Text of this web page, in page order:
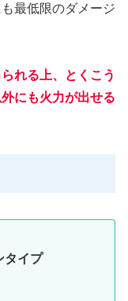
最低限のダメージ
れる上、とくこう
にも火力が出せる
タイプ